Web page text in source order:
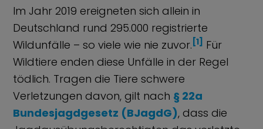
Im Jahr 2019 ereigneten sich allein in
Deutschland rund 295.000 registrierte
Wildunfälle – so viele wie nie zuvor. [1] Für
Wildtiere enden diese Unfälle in der Regel
tödlich. Tragen die Tiere schwere
Verletzungen davon, gilt nach § 22a
Bundesjagdgesetz (BJagdG), dass die